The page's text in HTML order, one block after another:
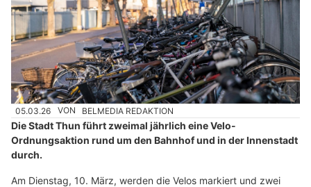
05.03.26 VON BELMEDIA REDAKTION
Die Stadt Thun führt zweimal jährlich eine Velo-
Ordnungsaktion rund um den Bahnhof und in der Innenstadt
durch.
Am Dienstag, 10. März, werden die Velos markiert und zwei